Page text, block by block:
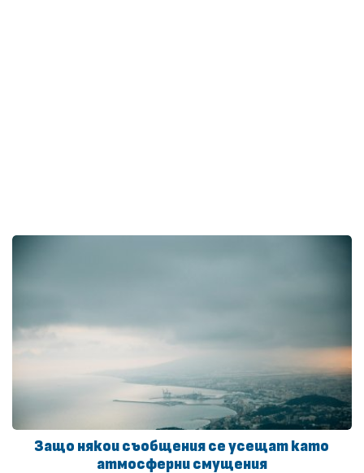
Защо някои съобщения се усещат като
атмосферни смущения